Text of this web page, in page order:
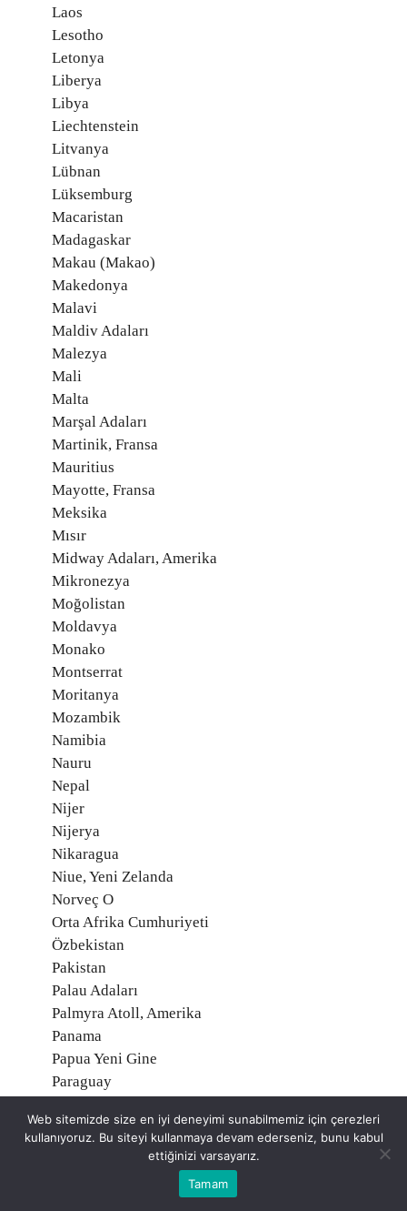
Laos
Lesotho
Letonya
Liberya
Libya
Liechtenstein
Litvanya
Lübnan
Lüksemburg
Macaristan
Madagaskar
Makau (Makao)
Makedonya
Malavi
Maldiv Adaları
Malezya
Mali
Malta
Marşal Adaları
Martinik, Fransa
Mauritius
Mayotte, Fransa
Meksika
Mısır
Midway Adaları, Amerika
Mikronezya
Moğolistan
Moldavya
Monako
Montserrat
Moritanya
Mozambik
Namibia
Nauru
Nepal
Nijer
Nijerya
Nikaragua
Niue, Yeni Zelanda
Norveç O
Orta Afrika Cumhuriyeti
Özbekistan
Pakistan
Palau Adaları
Palmyra Atoll, Amerika
Panama
Papua Yeni Gine
Paraguay
Polonya
Portekiz
Porto Riko, Amerika
Web sitemizde size en iyi deneyimi sunabilmemiz için çerezleri
kullanıyoruz. Bu siteyi kullanmaya devam ederseniz, bunu kabul
ettiğinizi varsayarız.
Tamam